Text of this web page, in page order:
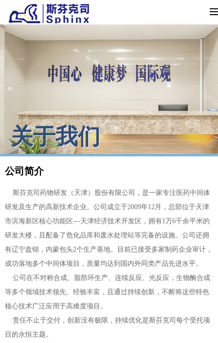
关于我们
公司简介
斯芬克司药物研发（天津）股份有限公司，是一家专注医药中间体
研发及生产的高新技术企业。公司成立于2009年12月，总部位于天津
市滨海新区核心功能区---天津经济技术开发区，拥有1万6千余平米的
研发大楼，且配备了危化品库和废水处理站等完备的设施。公司还拥
有辽宁盘锦，内蒙包头2个生产基地。目前已接受多家制药企业审计，
成功落地多个中间体项目，质量均达到国内外同类产品先进水平。
公司在不对称合成、脂肪环生产、连续反应、光反应，生物酶合成
等多个领域技术领先、经验丰富，且通过持续创新，不断将这些特色
核心技术广泛应用于高难度项目。
责任不止于交付，创新没有极限，持续优化是斯芬克司每个受托项
目的永恒主题。